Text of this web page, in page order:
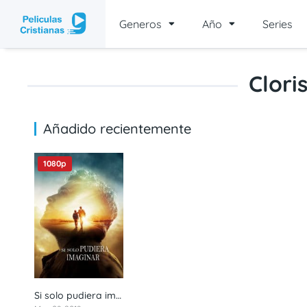
Generos Año Series
Añadido recientemente
7,4
1080p
Si solo pudiera imaginar – I Can Only Imagine (2018) 1080p latino